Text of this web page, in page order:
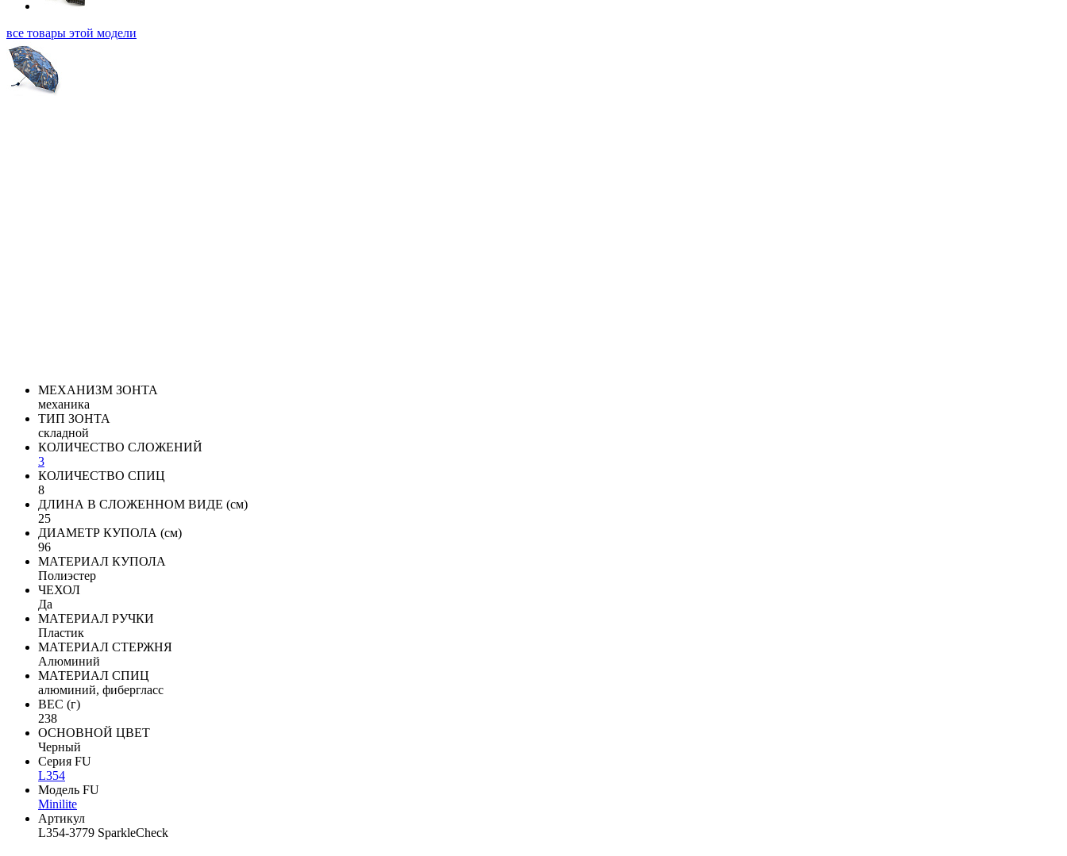
все товары этой модели
МЕХАНИЗМ ЗОНТА
механика
ТИП ЗОНТА
складной
КОЛИЧЕСТВО СЛОЖЕНИЙ
3
КОЛИЧЕСТВО СПИЦ
8
ДЛИНА В СЛОЖЕННОМ ВИДЕ (см)
25
ДИАМЕТР КУПОЛА (см)
96
МАТЕРИАЛ КУПОЛА
Полиэстер
ЧЕХОЛ
Да
МАТЕРИАЛ РУЧКИ
Пластик
МАТЕРИАЛ СТЕРЖНЯ
Алюминий
МАТЕРИАЛ СПИЦ
алюминий, фибергласс
ВЕС (г)
238
ОСНОВНОЙ ЦВЕТ
Черный
Серия FU
L354
Модель FU
Minilite
Артикул
L354-3779 SparkleCheck